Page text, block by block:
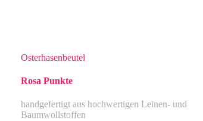
Osterhasenbeutel
Rosa Punkte
handgefertigt aus hochwertigen Leinen- und
Baumwollstoffen